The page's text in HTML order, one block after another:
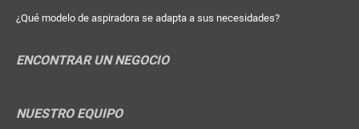
¿Qué modelo de aspiradora se adapta a sus necesidades?
ENCONTRAR UN NEGOCIO
NUESTRO EQUIPO